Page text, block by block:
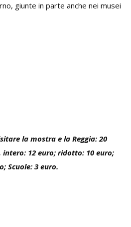
giunte in parte anche nei musei
la mostra e la Reggia: 20
12 euro; ridotto: 10 euro;
Scuole: 3 euro.